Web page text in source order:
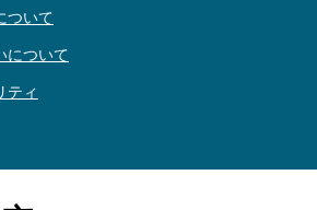
ついて
について
ティ